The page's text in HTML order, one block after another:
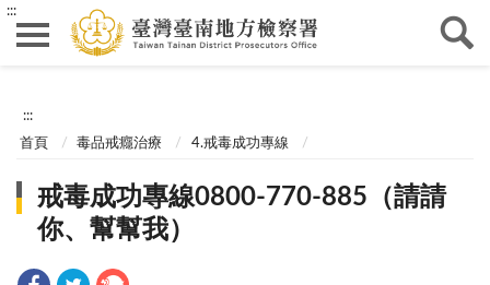
:::
:::
首頁 毒品戒癮治療 4.戒毒成功專線
戒毒成功專線0800-770-885（請請
你、幫幫我）